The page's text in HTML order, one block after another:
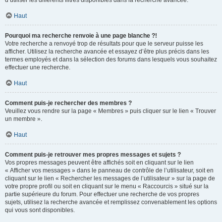
Haut
Pourquoi ma recherche renvoie à une page blanche ?!
Votre recherche a renvoyé trop de résultats pour que le serveur puisse les
afficher. Utilisez la recherche avancée et essayez d’être plus précis dans les
termes employés et dans la sélection des forums dans lesquels vous souhaitez
effectuer une recherche.
Haut
Comment puis-je rechercher des membres ?
Veuillez vous rendre sur la page « Membres » puis cliquer sur le lien « Trouver
un membre ».
Haut
Comment puis-je retrouver mes propres messages et sujets ?
Vos propres messages peuvent être affichés soit en cliquant sur le lien
« Afficher vos messages » dans le panneau de contrôle de l’utilisateur, soit en
cliquant sur le lien « Rechercher les messages de l’utilisateur » sur la page de
votre propre profil ou soit en cliquant sur le menu « Raccourcis » situé sur la
partie supérieure du forum. Pour effectuer une recherche de vos propres
sujets, utilisez la recherche avancée et remplissez convenablement les options
qui vous sont disponibles.